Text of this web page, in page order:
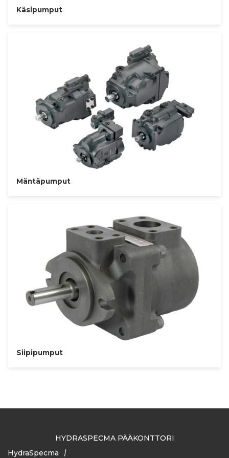
Käsipumput
Mäntäpumput
Siipipumput
HYDRASPECMA PÄÄKONTTORI
HydraSpecma